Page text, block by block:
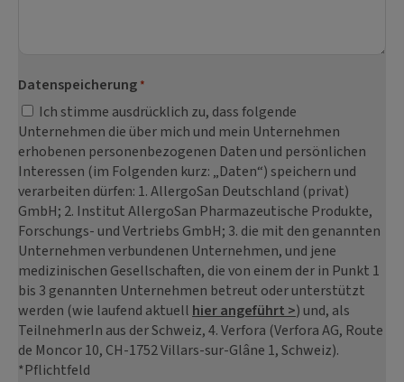
Datenspeicherung *
Ich stimme ausdrücklich zu, dass folgende
Unternehmen die über mich und mein Unternehmen
erhobenen personenbezogenen Daten und persönlichen
Interessen (im Folgenden kurz: „Daten“) speichern und
verarbeiten dürfen: 1. AllergoSan Deutschland (privat)
GmbH; 2. Institut AllergoSan Pharmazeutische Produkte,
Forschungs- und Vertriebs GmbH; 3. die mit den genannten
Unternehmen verbundenen Unternehmen, und jene
medizinischen Gesellschaften, die von einem der in Punkt 1
bis 3 genannten Unternehmen betreut oder unterstützt
werden (wie laufend aktuell hier angeführt >) und, als
TeilnehmerIn aus der Schweiz, 4. Verfora (Verfora AG, Route
de Moncor 10, CH-1752 Villars-sur-Glâne 1, Schweiz).
*Pflichtfeld